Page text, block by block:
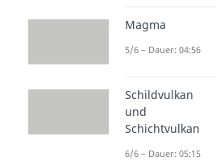
Ureinwohner
Magma
5/6 – Dauer: 04:56
Schildvulkan
und
Schichtvulkan
6/6 – Dauer: 05:15